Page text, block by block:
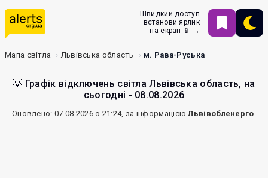
Швидкий доступ
встанови ярлик
на екран 📱 →
Мапа світла Львівська область м. Рава-Руська
💡 Графік відключень світла Львівська область, на
сьогодні - 08.08.2026
Оновлено: 07.08.2026 о 21:24, за інформацієюЛьвівобленерго.